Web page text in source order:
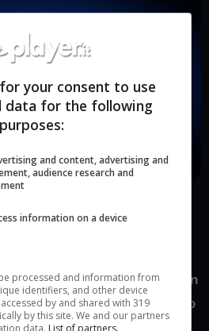
lavoro su nuovi giochi
di Rockstar: è sicuramente
Dead Redemption, ma
non
in cantiere un nuovo
un nuovo Bully,
un
your consent to use
data for the following
purposes:
and content, advertising and
audience research and
information on a device
processed and information from
identifiers, and other device
by and shared with 319
by this site. We and our partners
data. List of partners.